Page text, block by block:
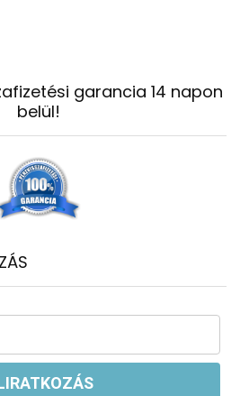
garancia 14 napon
belül!